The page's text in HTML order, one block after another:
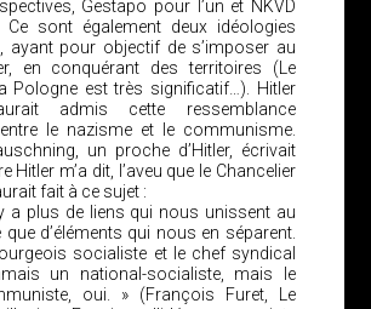
Gestapo pour l’un et NKVD
Ce sont également deux idéologies
ayant pour objectif de s’imposer au
en conquérant des territoires (Le
Pologne est très significatif…). Hitler
admis cette ressemblance
le nazisme et le communisme.
un proche d’Hitler, écrivait
Hitler m’a dit, l’aveu que le Chancelier
fait à ce sujet :
a plus de liens qui nous unissent au
d’éléments qui nous en séparent.
socialiste et le chef syndical
un national-socialiste, mais le
oui. » (François Furet, Le